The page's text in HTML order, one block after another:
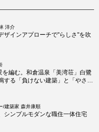
洋介
ザインアプローチで"らしさ"を吹
編む。和倉温泉「美湾荘」白鷺
する「負けない建築」と「やさし
/建築家 森井康順
シンプルモダンな職住一体住宅